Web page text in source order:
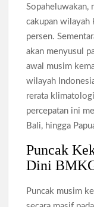
Sopaheluwakan,
cakupan wilayah
persen.
akan menyusul
awal musim
wilayah
rerata
percepatan ini
Bali, hingga
Puncak
Dini
Puncak musim